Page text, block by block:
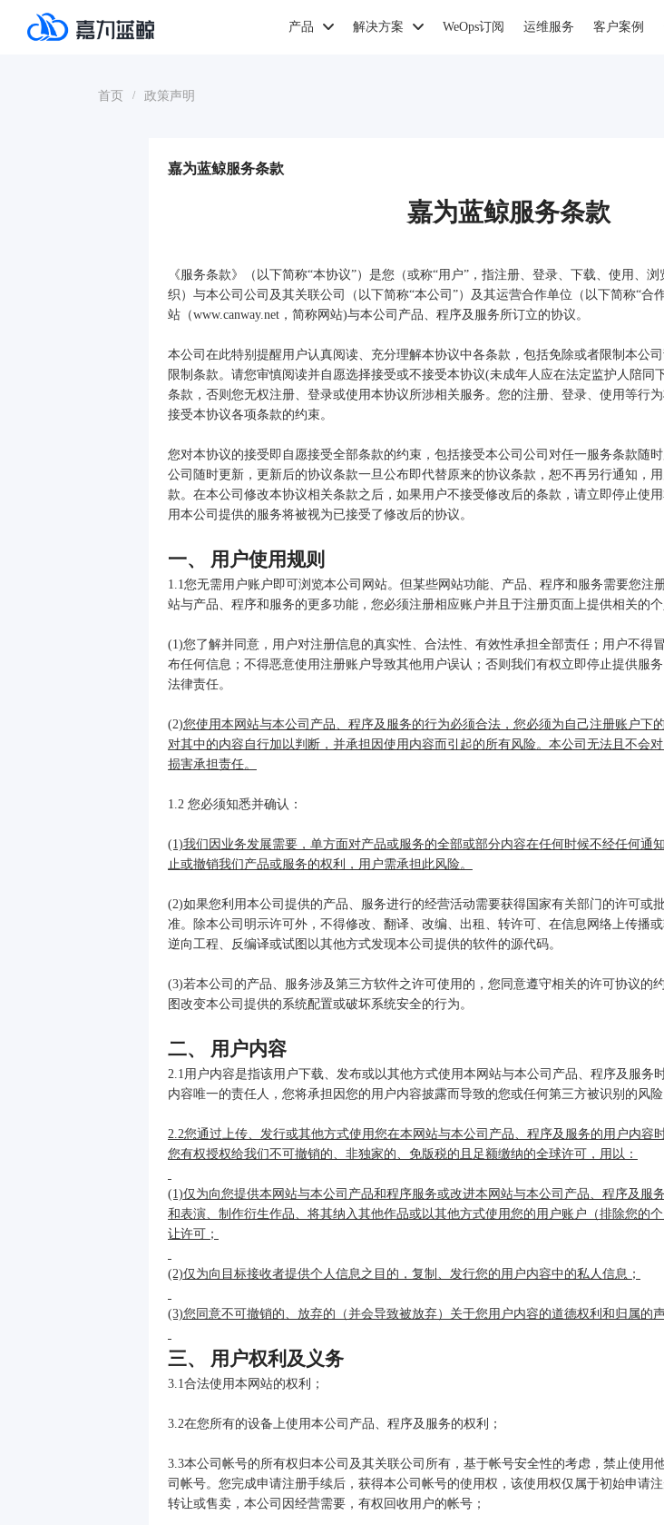
产品 解决方案 WeOps订阅 运维服务 客户案例
首页 / 政策声明
嘉为蓝鲸服务条款
嘉为蓝鲸服务条款
《服务条款》（以下简称“本协议”）是您（或称“用户”，指注册、登录、下载、使用、
织）与本公司公司及其关联公司（以下简称“本公司”）及其运营合作单位（以下简称“合
站（www.canway.net，简称网站)与本公司产品、程序及服务所订立的协议。
本公司在此特别提醒用户认真阅读、充分理解本协议中各条款，包括免除或者限制本公
限制条款。请您审慎阅读并自愿选择接受或不接受本协议(未成年人应在法定监护人陪同
条款，否则您无权注册、登录或使用本协议所涉相关服务。您的注册、登录、使用等行
接受本协议各项条款的约束。
您对本协议的接受即自愿接受全部条款的约束，包括接受本公司公司对任一服务条款随
公司随时更新，更新后的协议条款一旦公布即代替原来的协议条款，恕不再另行通知，
款。在本公司修改本协议相关条款之后，如果用户不接受修改后的条款，请立即停止使
用本公司提供的服务将被视为已接受了修改后的协议。
一、 用户使用规则
1.1您无需用户账户即可浏览本公司网站。但某些网站功能、产品、程序和服务需要您注
站与产品、程序和服务的更多功能，您必须注册相应账户并且于注册页面上提供相关的
(1)您了解并同意，用户对注册信息的真实性、合法性、有效性承担全部责任；用户不得
布任何信息；不得恶意使用注册账户导致其他用户误认；否则我们有权立即停止提供服
法律责任。
(2)您使用本网站与本公司产品、程序及服务的行为必须合法，您必须为自己注册账户下
对其中的内容自行加以判断，并承担因使用内容而引起的所有风险。本公司无法且不会
损害承担责任。
1.2 您必须知悉并确认：
(1)我们因业务发展需要，单方面对产品或服务的全部或部分内容在任何时候不经任何通
止或撤销我们产品或服务的权利，用户需承担此风险。
(2)如果您利用本公司提供的产品、服务进行的经营活动需要获得国家有关部门的许可或
准。除本公司明示许可外，不得修改、翻译、改编、出租、转许可、在信息网络上传播
逆向工程、反编译或试图以其他方式发现本公司提供的软件的源代码。
(3)若本公司的产品、服务涉及第三方软件之许可使用的，您同意遵守相关的许可协议的
图改变本公司提供的系统配置或破坏系统安全的行为。
二、 用户内容
2.1用户内容是指该用户下载、发布或以其他方式使用本网站与本公司产品、程序及服务
内容唯一的责任人，您将承担因您的用户内容披露而导致的您或任何第三方被识别的风险
2.2您通过上传、发行或其他方式使用您在本网站与本公司产品、程序及服务的用户内容
您有权授权给我们不可撤销的、非独家的、免版税的且足额缴纳的全球许可，用以：
(1)仅为向您提供本网站与本公司产品和程序服务或改进本网站与本公司产品、程序及服
和表演、制作衍生作品、将其纳入其他作品或以其他方式使用您的用户账户（排除您的
让许可；
(2)仅为向目标接收者提供个人信息之目的，复制、发行您的用户内容中的私人信息；
(3)您同意不可撤销的、放弃的（并会导致被放弃）关于您用户内容的道德权利和归属的声
三、 用户权利及义务
3.1合法使用本网站的权利；
3.2在您所有的设备上使用本公司产品、程序及服务的权利；
3.3本公司帐号的所有权归本公司及其关联公司所有，基于帐号安全性的考虑，禁止使用
司帐号。您完成申请注册手续后，获得本公司帐号的使用权，该使用权仅属于初始申请
转让或售卖，本公司因经营需要，有权回收用户的帐号；